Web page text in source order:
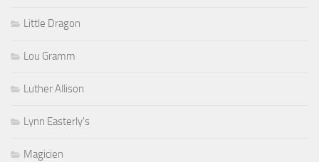
Little Dragon
Lou Gramm
Luther Allison
Lynn Easterly's
Magicien